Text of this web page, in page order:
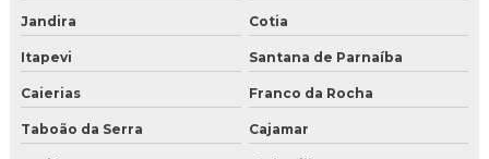
Gelo seco nuggets para alimentos
Gelo seco para drink
Jandira Cotia
Itapevi Santana de Parnaíba
Caierias Franco da Rocha
Taboão da Serra Cajamar